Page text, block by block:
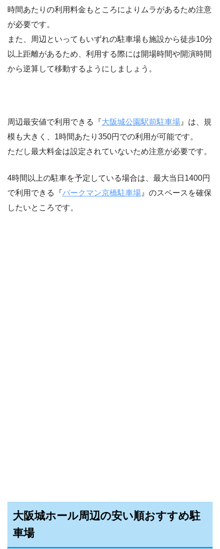
時間あたりの利用料金もところによりムラがあるため注意
が必要です。
また、周辺といってもいずれの駐車場も施設から徒歩10分
以上距離があるため、利用する際には開場時間や開演時間
から逆算して移動するようにしましょう。
周辺最安値で利用できる『大阪城公園駅前駐車場 』は、規
模も大きく、1時間あたり350円での利用が可能です。
ただし最大料金は設定されていないため注意が必要です。
4時間以上の駐車を予定している場合は、最大当日1400円
で利用できる『パークマン京橋駐車場 』のスペースを確保
したいところです。
大阪城ホール周辺の安い順おすすめ駐
車場